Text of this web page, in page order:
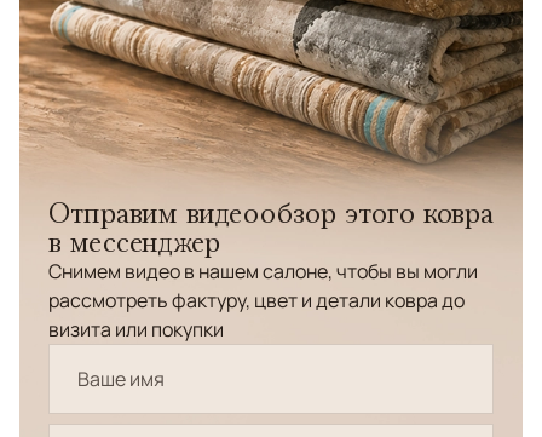
Отправим видеообзор этого ковра
в мессенджер
Снимем видео в нашем салоне, чтобы вы могли
рассмотреть фактуру, цвет и детали ковра до
визита или покупки